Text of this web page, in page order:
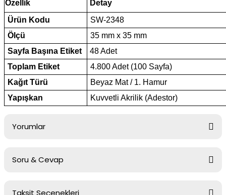
Özellik
Detay
Ürün Kodu
SW-2348
Ölçü
35 mm x 35 mm
Sayfa Başına Etiket
48 Adet
Toplam Etiket
4.800 Adet (100 Sayfa)
Kağıt Türü
Beyaz Mat / 1. Hamur
Yapışkan
Kuvvetli Akrilik (Adestor)
Yorumlar
Soru & Cevap
Taksit Seçenekleri